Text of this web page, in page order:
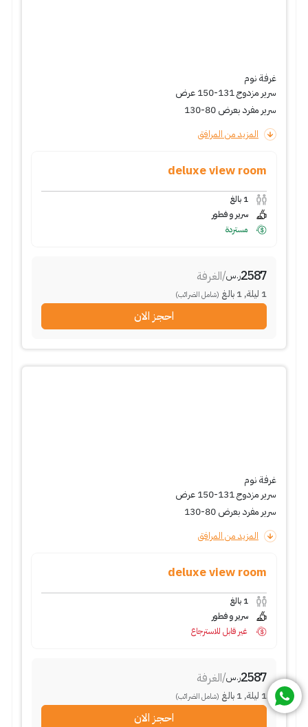
غرفة نوم
سرير مزدوج 131-150 عرض
سرير مفرد بعرض 80-130
المزيد من المرافق
deluxe view room
1 بالغ
سرير و فطور
مستردة
2587ر.س/الغرفة
1 ليلة,
1 بالغ (شامل الضرائب)
احجز الان
غرفة نوم
سرير مزدوج 131-150 عرض
سرير مفرد بعرض 80-130
المزيد من المرافق
deluxe view room
1 بالغ
سرير و فطور
غير قابل للاسترجاع
2587ر.س/الغرفة
1 ليلة,
1 بالغ (شامل الضرائب)
احجز الان